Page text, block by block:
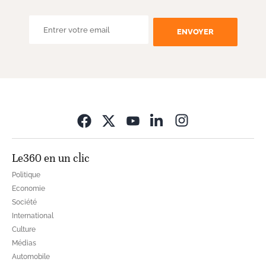
ENVOYER
Le360 en un clic
Politique
Economie
Société
International
Culture
Médias
Automobile